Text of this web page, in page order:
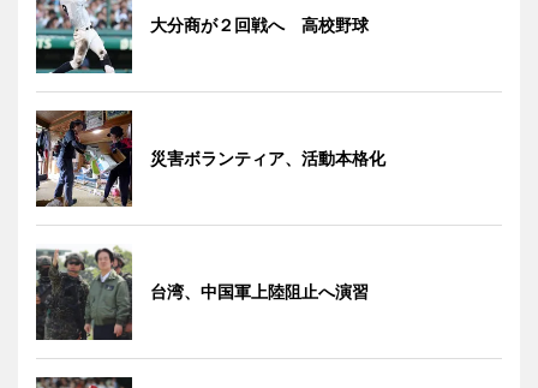
大分商が２回戦へ 高校野球
災害ボランティア、活動本格化
台湾、中国軍上陸阻止へ演習